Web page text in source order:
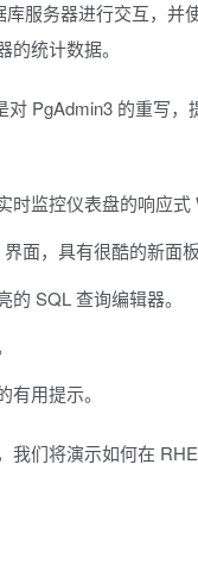
库服务器进行交互，并
统计数据。
对 PgAdmin3 的重写，
时监控仪表盘的响应式
面，具有很酷的新面板
的 SQL 查询编辑器。
有用提示。
我们将演示如何在